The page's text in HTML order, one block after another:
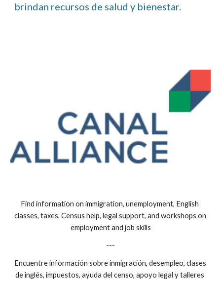
brindan recursos de salud y bienestar.
Find information on immigration, unemployment, English
classes, taxes, Census help, legal support, and workshops on
employment and job skills
---
Encuentre información sobre inmigración, desempleo, clases
de inglés, impuestos, ayuda del censo, apoyo legal y talleres